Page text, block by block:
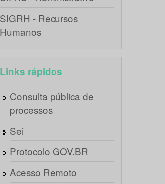
SIGRH - Recursos
Humanos
Links rápidos
Consulta pública de
processos
Sei
Protocolo GOV.BR
Acesso Remoto